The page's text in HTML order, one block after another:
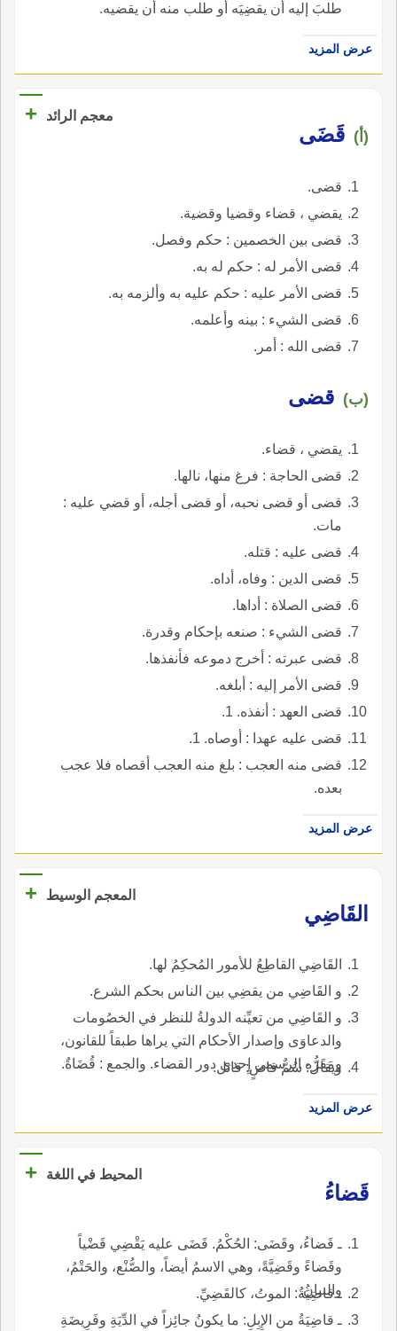
طلبَ إليه أن يقضِيَه أو طلب منه أن يقضيه.
عرض المزيد
معجم الرائد +
(أ) قَضَى
قضى.
يقضي ، قضاء وقضيا وقضية.
قضى بين الخصمين : حكم وفصل.
قضى الأمر له : حكم له به.
قضى الأمر عليه : حكم عليه به وألزمه به.
قضى الشيء : بينه وأعلمه.
قضى الله : أمر.
(ب) قضى
يقضي ، قضاء.
قضى الحاجة : فرغ منها، نالها.
قضى أو قضى نحبه، أو قضى أجله، أو قضي عليه :
مات.
قضى عليه : قتله.
قضى الدين : وفاه، أداه.
قضى الصلاة : أداها.
قضى الشيء : صنعه بإحكام وقدرة.
قضى عبرته : أخرج دموعه فأنفذها.
قضى الأمر إليه : أبلغه.
قضى العهد : أنفذه. 1.
قضى عليه عهدا : أوصاه. 1.
قضى منه العجب : بلغ منه العجب أقصاه فلا عجب
بعده.
عرض المزيد
المعجم الوسيط
+
القَاضِي
القَاضِي القاطِعُ للأمور المُحكِمُ لها.
و القَاضِي من يقضِي بين الناس بحكم الشرع.
و القَاضِي من تعيِّنه الدولةُ للنظر في الخصُومات
والدعاوَى وإصدار الأحكام التي يراها طبقاً للقانون،
ومَقَرُّه الرسمي إِحدى دور القضاء. والجمع : قُضَاةٌ.
ويقال: سُمٌّ قاضٍ: قاتل.
عرض المزيد
المحيط في اللغة
+
قَضاءُ
ـ قَضاءُ، وقَضَى: الحُكْمُ. قَضَى عليه يَقْضِي قَضْياً
وقَضاءً وقَضِيَّةً، وهي الاسمُ أيضاً، والصُّنْع، والحَتْمُ،
والبيانُ.
ـ قاضِيَةُ: الموتُ، كالقَضِيِّ.
ـ قاضِيَةُ من الإِبِلِ: ما يكونُ جائِزاً في الدِّيَةِ وفَرِيضَةِ